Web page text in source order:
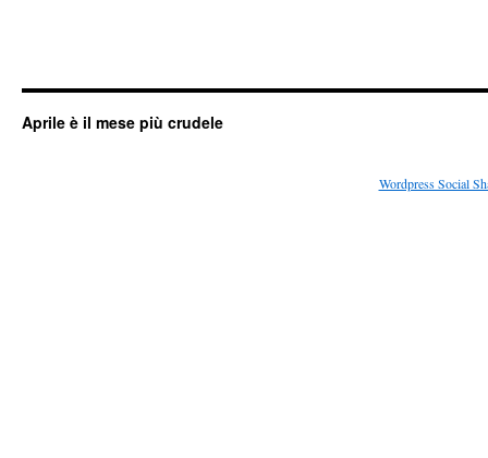
Aprile è il mese più crudele
Wordpress Social